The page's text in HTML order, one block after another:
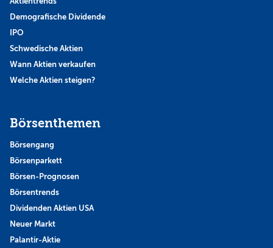
Demografische Dividende
IPO
Schwedische Aktien
Wann Aktien verkaufen
Welche Aktien steigen?
Börsenthemen
Börsengang
Börsenparkett
Börsen-Prognosen
Börsentrends
Dividenden Aktien USA
Neuer Markt
Palantir-Aktie